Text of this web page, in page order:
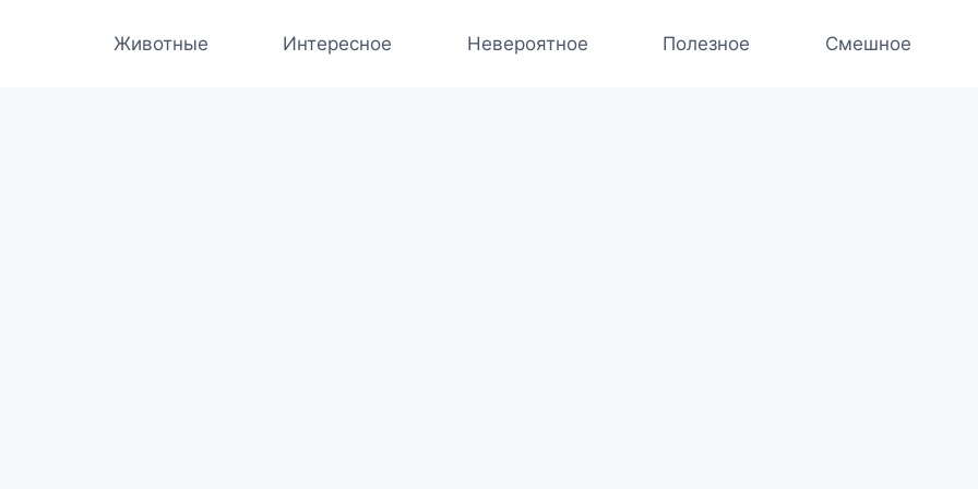
Животные Интересное Невероятное Полезное Смешное